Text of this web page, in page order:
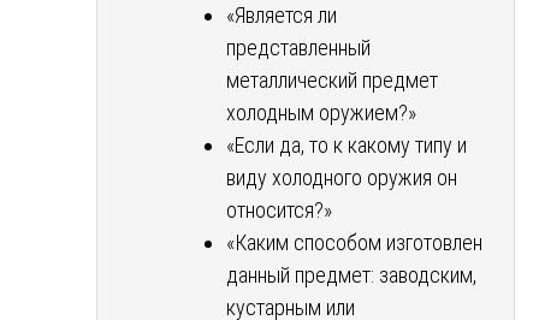
«Является ли
представленный
металлический предмет
холодным оружием?»
«Если да, то к какому типу и
виду холодного оружия он
относится?»
«Каким способом изготовлен
данный предмет: заводским,
кустарным или